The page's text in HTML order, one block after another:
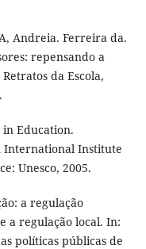
Andreia. Ferreira da.
repensando a
da Escola,
in Education.
International Institute
Unesco, 2005.
a regulação
a regulação local. In:
políticas públicas de